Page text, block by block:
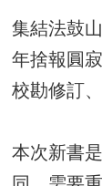
集結法鼓
年捨報圓
校勘修訂
本次新書